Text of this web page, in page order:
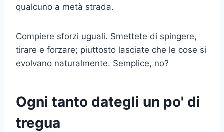
qualcuno a metà strada.
Compiere sforzi uguali. Smettete di spingere,
tirare e forzare; piuttosto lasciate che le cose si
evolvano naturalmente. Semplice, no?
Ogni tanto dategli un po' di
tregua